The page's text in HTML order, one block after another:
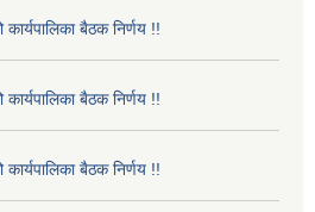
बैठक निर्णय !!
बैठक निर्णय !!
बैठक निर्णय !!